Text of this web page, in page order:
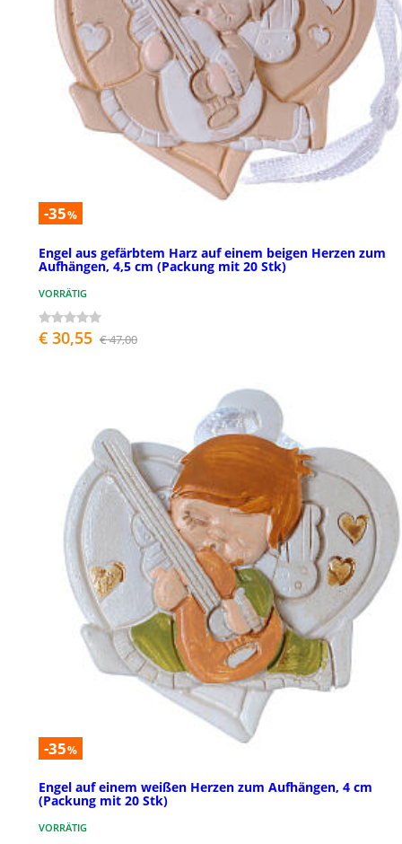
-35%
Engel aus gefärbtem Harz auf einem beigen Herzen zum
Aufhängen, 4,5 cm (Packung mit 20 Stk)
VORRÄTIG
€ 30,55 € 47,00
-35%
Engel auf einem weißen Herzen zum Aufhängen, 4 cm
(Packung mit 20 Stk)
VORRÄTIG